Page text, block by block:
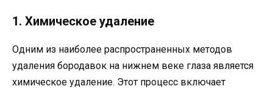
1. Химическое удаление
Одним из наиболее распространенных методов
удаления бородавок на нижнем веке глаза является
химическое удаление. Этот процесс включает